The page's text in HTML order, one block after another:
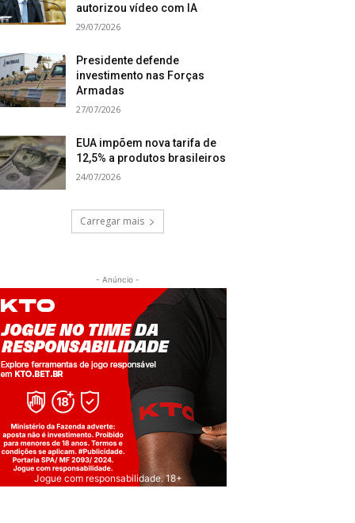
autorizou vídeo com IA
29/07/2026
Presidente defende
investimento nas Forças
Armadas
27/07/2026
EUA impõem nova tarifa de
12,5% a produtos brasileiros
24/07/2026
Carregar mais
- Anúncio -
Jogue com responsabilidade. 18+